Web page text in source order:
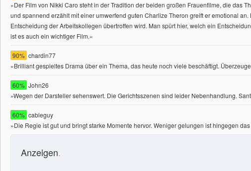
»Der Film von Nikki Caro steht in der Tradition der beiden großen Frauenfilme, die das
und spannend erzählt mit einer umwerfend guten Charlize Theron greift er emotional
Entscheidung der Arbeitskollegen übertroffen wird. Man spürt hier, welch ein
ist es auch ein wichtiger Film.«
90% chardin77
»Brilliant gespieltes Drama über ein Thema, das heute noch viele beschäftigt.
60% John26
»Wegen der Darsteller sehenswert. Die Gerichtsszenen sind leider Nebenhandlung.
60% cableguy
»Die Regie ist gut und bringt starke Momente hervor. Weniger gelungen ist hingegen
Anzeigen.